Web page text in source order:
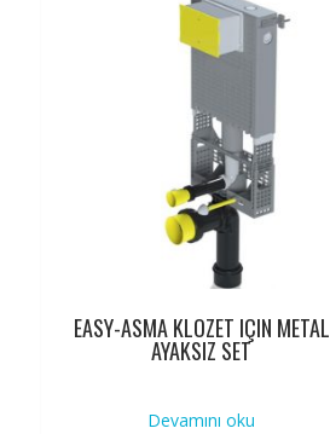
EASY-ASMA KLOZET IÇIN METAL
AYAKSIZ SET
Devamını oku